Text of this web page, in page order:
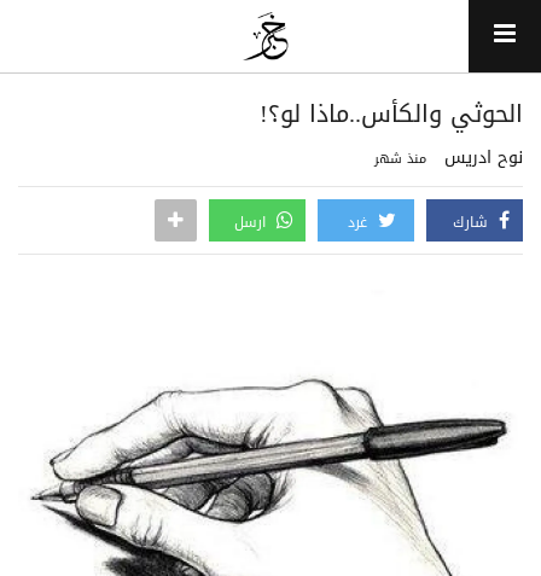
الحوثي والكأس..ماذا لو؟!
نوح ادريس منذ شهر
شارك غرد ارسل